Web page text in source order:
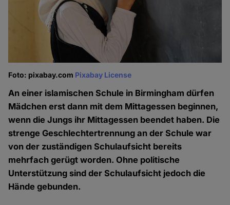
Foto: pixabay.com Pixabay License
An einer islamischen Schule in Birmingham dürfen
Mädchen erst dann mit dem Mittagessen beginnen,
wenn die Jungs ihr Mittagessen beendet haben. Die
strenge Geschlechtertrennung an der Schule war
von der zuständigen Schulaufsicht bereits
mehrfach gerügt worden. Ohne politische
Unterstützung sind der Schulaufsicht jedoch die
Hände gebunden.